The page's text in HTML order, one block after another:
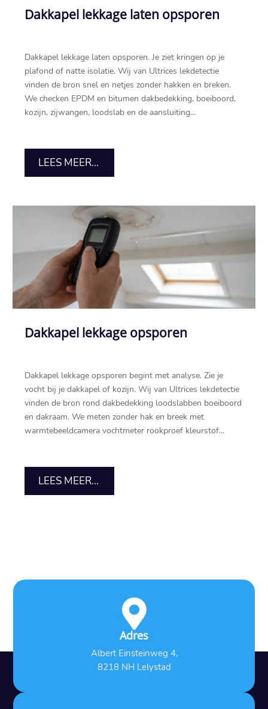
Dakkapel lekkage laten opsporen
Dakkapel lekkage laten opsporen.​ Je ziet kringen op je
plafond of natte isolatie.​ Wij van Ultrices lekdetectie
vinden de bron snel en netjes zonder hakken en breken.​
We checken EPDM en bitumen dakbedekking, boeiboord,
kozijn, zijwangen, loodslab en de aansluiting...
LEES MEER...
Dakkapel lekkage opsporen
Dakkapel lekkage opsporen begint met analyse.​ Zie je
vocht bij je dakkapel of kozijn.​ Wij van Ultrices lekdetectie
vinden de bron rond dakbedekking loodslabben boeiboord
en dakraam.​ We meten zonder hak en breek met
warmtebeeldcamera vochtmeter rookproef kleurstof...
LEES MEER...

Adres
Albert Einsteinweg 4,
8218 NH Lelystad